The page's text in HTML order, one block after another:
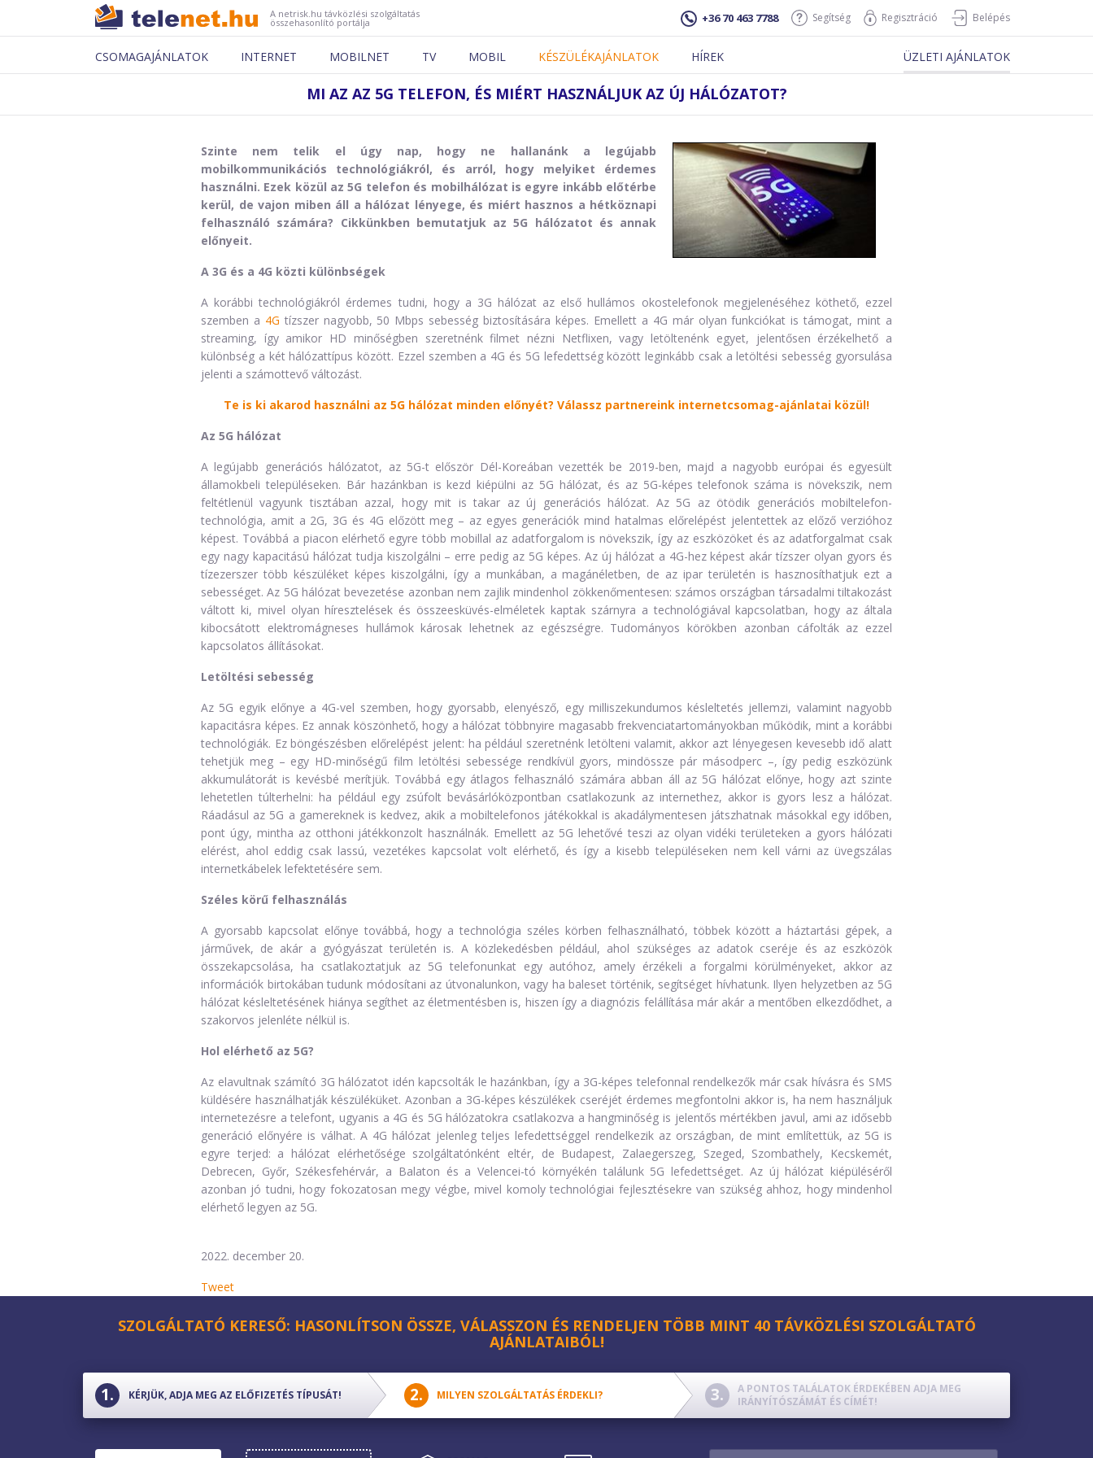
A netrisk.hu távközlési szolgáltatás
összehasonlító portálja +36 70 463 7788 Segítség Regisztráció Belépés
CSOMAGAJÁNLATOK INTERNET MOBILNET TV MOBIL KÉSZÜLÉKAJÁNLATOK HÍREK ÜZLETI AJÁNLATOK
MI AZ AZ 5G TELEFON, ÉS MIÉRT HASZNÁLJUK AZ ÚJ HÁLÓZATOT?
Szinte nem telik el úgy nap, hogy ne hallanánk a legújabb
mobilkommunikációs technológiákról, és arról, hogy melyiket érdemes
használni. Ezek közül az 5G telefon és mobilhálózat is egyre inkább előtérbe
kerül, de vajon miben áll a hálózat lényege, és miért hasznos a hétköznapi
felhasználó számára? Cikkünkben bemutatjuk az 5G hálózatot és annak
előnyeit.
A 3G és a 4G közti különbségek
A korábbi technológiákról érdemes tudni, hogy a 3G hálózat az első hullámos okostelefonok megjelenéséhez köthető, ezzel
szemben a 4G tízszer nagyobb, 50 Mbps sebesség biztosítására képes. Emellett a 4G már olyan funkciókat is támogat, mint a
streaming, így amikor HD minőségben szeretnénk filmet nézni Netflixen, vagy letöltenénk egyet, jelentősen érzékelhető a
különbség a két hálózattípus között. Ezzel szemben a 4G és 5G lefedettség között leginkább csak a letöltési sebesség gyorsulása
jelenti a számottevő változást.
Te is ki akarod használni az 5G hálózat minden előnyét? Válassz partnereink internetcsomag-ajánlatai közül!
Az 5G hálózat
A legújabb generációs hálózatot, az 5G-t először Dél-Koreában vezették be 2019-ben, majd a nagyobb európai és egyesült
államokbeli településeken. Bár hazánkban is kezd kiépülni az 5G hálózat, és az 5G-képes telefonok száma is növekszik, nem
feltétlenül vagyunk tisztában azzal, hogy mit is takar az új generációs hálózat. Az 5G az ötödik generációs mobiltelefon-
technológia, amit a 2G, 3G és 4G előzött meg – az egyes generációk mind hatalmas előrelépést jelentettek az előző verzióhoz
képest. Továbbá a piacon elérhető egyre több mobillal az adatforgalom is növekszik, így az eszközöket és az adatforgalmat csak
egy nagy kapacitású hálózat tudja kiszolgálni – erre pedig az 5G képes. Az új hálózat a 4G-hez képest akár tízszer olyan gyors és
tízezerszer több készüléket képes kiszolgálni, így a munkában, a magánéletben, de az ipar területén is hasznosíthatjuk ezt a
sebességet. Az 5G hálózat bevezetése azonban nem zajlik mindenhol zökkenőmentesen: számos országban társadalmi tiltakozást
váltott ki, mivel olyan híresztelések és összeesküvés-elméletek kaptak szárnyra a technológiával kapcsolatban, hogy az általa
kibocsátott elektromágneses hullámok károsak lehetnek az egészségre. Tudományos körökben azonban cáfolták az ezzel
kapcsolatos állításokat.
Letöltési sebesség
Az 5G egyik előnye a 4G-vel szemben, hogy gyorsabb, elenyésző, egy milliszekundumos késleltetés jellemzi, valamint nagyobb
kapacitásra képes. Ez annak köszönhető, hogy a hálózat többnyire magasabb frekvenciatartományokban működik, mint a korábbi
technológiák. Ez böngészésben előrelépést jelent: ha például szeretnénk letölteni valamit, akkor azt lényegesen kevesebb idő alatt
tehetjük meg – egy HD-minőségű film letöltési sebessége rendkívül gyors, mindössze pár másodperc –, így pedig eszközünk
akkumulátorát is kevésbé merítjük. Továbbá egy átlagos felhasználó számára abban áll az 5G hálózat előnye, hogy azt szinte
lehetetlen túlterhelni: ha például egy zsúfolt bevásárlóközpontban csatlakozunk az internethez, akkor is gyors lesz a hálózat.
Ráadásul az 5G a gamereknek is kedvez, akik a mobiltelefonos játékokkal is akadálymentesen játszhatnak másokkal egy időben,
pont úgy, mintha az otthoni játékkonzolt használnák. Emellett az 5G lehetővé teszi az olyan vidéki területeken a gyors hálózati
elérést, ahol eddig csak lassú, vezetékes kapcsolat volt elérhető, és így a kisebb településeken nem kell várni az üvegszálas
internetkábelek lefektetésére sem.
Széles körű felhasználás
A gyorsabb kapcsolat előnye továbbá, hogy a technológia széles körben felhasználható, többek között a háztartási gépek, a
járművek, de akár a gyógyászat területén is. A közlekedésben például, ahol szükséges az adatok cseréje és az eszközök
összekapcsolása, ha csatlakoztatjuk az 5G telefonunkat egy autóhoz, amely érzékeli a forgalmi körülményeket, akkor az
információk birtokában tudunk módosítani az útvonalunkon, vagy ha baleset történik, segítséget hívhatunk. Ilyen helyzetben az 5G
hálózat késleltetésének hiánya segíthet az életmentésben is, hiszen így a diagnózis felállítása már akár a mentőben elkezdődhet, a
szakorvos jelenléte nélkül is.
Hol elérhető az 5G?
Az elavultnak számító 3G hálózatot idén kapcsolták le hazánkban, így a 3G-képes telefonnal rendelkezők már csak hívásra és SMS
küldésére használhatják készüléküket. Azonban a 3G-képes készülékek cseréjét érdemes megfontolni akkor is, ha nem használjuk
internetezésre a telefont, ugyanis a 4G és 5G hálózatokra csatlakozva a hangminőség is jelentős mértékben javul, ami az idősebb
generáció előnyére is válhat. A 4G hálózat jelenleg teljes lefedettséggel rendelkezik az országban, de mint említettük, az 5G is
egyre terjed: a hálózat elérhetősége szolgáltatónként eltér, de Budapest, Zalaegerszeg, Szeged, Szombathely, Kecskemét,
Debrecen, Győr, Székesfehérvár, a Balaton és a Velencei-tó környékén találunk 5G lefedettséget. Az új hálózat kiépüléséről
azonban jó tudni, hogy fokozatosan megy végbe, mivel komoly technológiai fejlesztésekre van szükség ahhoz, hogy mindenhol
elérhető legyen az 5G.
2022. december 20.
Tweet
SZOLGÁLTATÓ KERESŐ: HASONLÍTSON ÖSSZE, VÁLASSZON ÉS RENDELJEN TÖBB MINT 40 TÁVKÖZLÉSI SZOLGÁLTATÓ
AJÁNLATAIBÓL!
KÉRJÜK, ADJA MEG AZ ELŐFIZETÉS TÍPUSÁT! MILYEN SZOLGÁLTATÁS ÉRDEKLI?
A PONTOS TALÁLATOK ÉRDEKÉBEN ADJA MEG
IRÁNYÍTÓSZÁMÁT ÉS CÍMÉT!